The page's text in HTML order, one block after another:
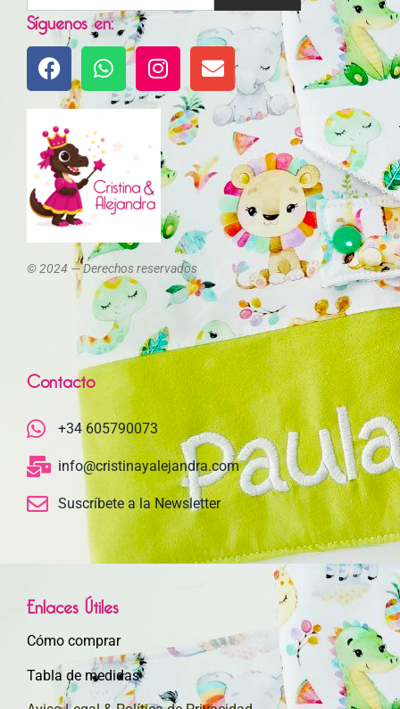
Síguenos en:
© 2024 — Derechos reservados
Contacto
+34 605790073
info@cristinayalejandra.com
Suscríbete a la Newsletter
Enlaces Útiles
Cómo comprar
Tabla de medidas